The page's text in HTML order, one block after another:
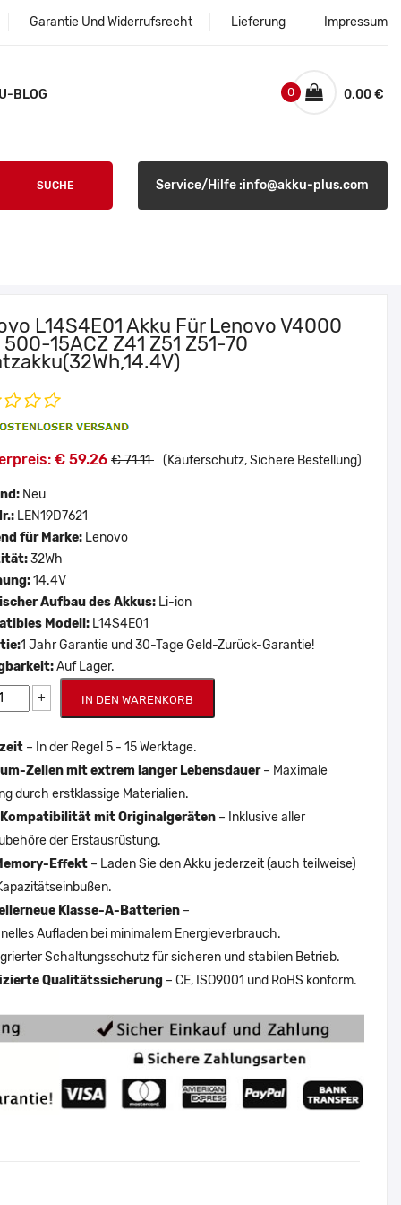
Garantie Und Widerrufsrecht Lieferung Impressum
BLOG 0.00 €
0
SUCHE Service/Hilfe :info@akku-plus.com
L14S4E01 Akku Für Lenovo V4000
15ACZ Z41 Z51 Z51-70
€ 59.26 € 71.11 (Käuferschutz, Sichere Bestellung)
Neu
LEN19D7621
für Marke: Lenovo
32Wh
14.4V
Aufbau des Akkus: Li-ion
Modell: L14S4E01
1 Jahr Garantie und 30-Tage Geld-Zurück-Garantie!
Auf Lager.
+ IN DEN WARENKORB
– In der Regel 5 - 15 Werktage.
Zellen mit extrem langer Lebensdauer– Maximale
durch erstklassige Materialien.
Kompatibilität mit Originalgeräten – Inklusive aller
der Erstausrüstung.
Effekt – Laden Sie den Akku jederzeit (auch teilweise)
Klasse-A-Batterien –
Aufladen bei minimalem Energieverbrauch.
Schaltungsschutz für sicheren und stabilen Betrieb.
Qualitätssicherung – CE, ISO9001 und RoHS konform.